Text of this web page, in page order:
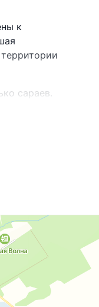
к
сараев.
ягодных